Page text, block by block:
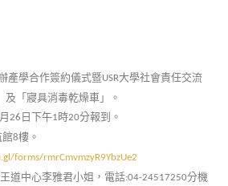
產學合作簽約儀式暨USR大學社會責任交流
「寢具消毒乾燥車」。
月 26 日下午1 時20分報到。
館8樓。
forms/rmrCmvmzyR9YbzUe2
道中心李雅君小姐，電話:04-24517250分機